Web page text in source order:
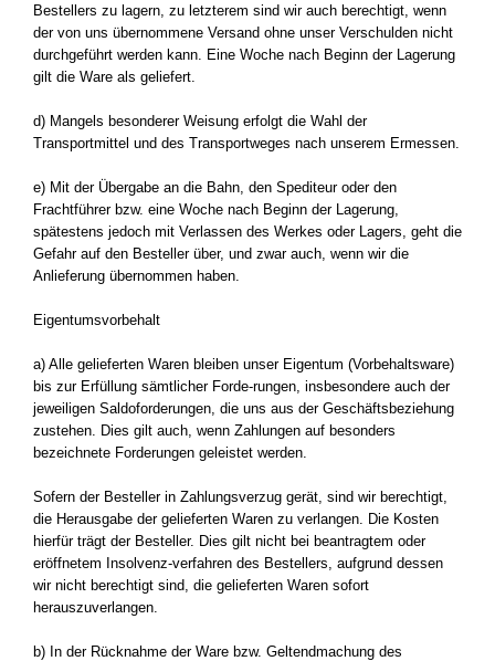
Bestellers zu lagern, zu letzterem sind wir auch berechtigt, wenn
der von uns übernommene Versand ohne unser Verschulden nicht
durchgeführt werden kann. Eine Woche nach Beginn der Lagerung
gilt die Ware als geliefert.
d) Mangels besonderer Weisung erfolgt die Wahl der
Transportmittel und des Transportweges nach unserem Ermessen.
e) Mit der Übergabe an die Bahn, den Spediteur oder den
Frachtführer bzw. eine Woche nach Beginn der Lagerung,
spätestens jedoch mit Verlassen des Werkes oder Lagers, geht die
Gefahr auf den Besteller über, und zwar auch, wenn wir die
Anlieferung übernommen haben.
Eigentumsvorbehalt
a) Alle gelieferten Waren bleiben unser Eigentum (Vorbehaltsware)
bis zur Erfüllung sämtlicher Forde-rungen, insbesondere auch der
jeweiligen Saldoforderungen, die uns aus der Geschäftsbeziehung
zustehen. Dies gilt auch, wenn Zahlungen auf besonders
bezeichnete Forderungen geleistet werden.
Sofern der Besteller in Zahlungsverzug gerät, sind wir berechtigt,
die Herausgabe der gelieferten Waren zu verlangen. Die Kosten
hierfür trägt der Besteller. Dies gilt nicht bei beantragtem oder
eröffnetem Insolvenz-verfahren des Bestellers, aufgrund dessen
wir nicht berechtigt sind, die gelieferten Waren sofort
herauszuverlangen.
b) In der Rücknahme der Ware bzw. Geltendmachung des